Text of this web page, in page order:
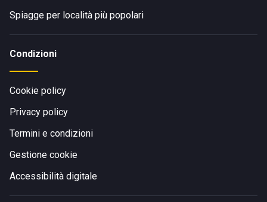
Spiagge per località più popolari
Condizioni
Cookie policy
Privacy policy
Termini e condizioni
Gestione cookie
Accessibilità digitale